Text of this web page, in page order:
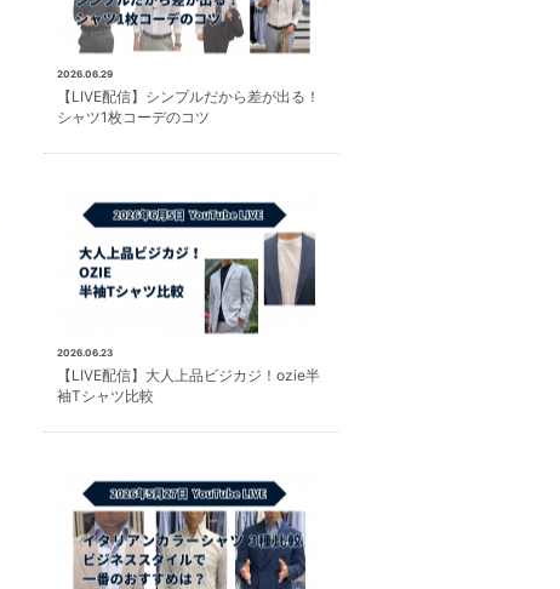
2026.06.29
【LIVE配信】シンプルだから差が出る！
シャツ1枚コーデのコツ
2026.06.23
【LIVE配信】大人上品ビジカジ！ozie半
袖Tシャツ比較